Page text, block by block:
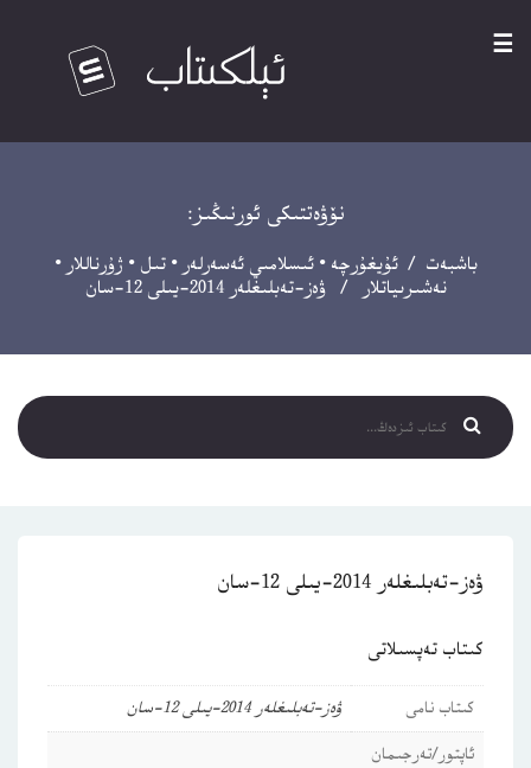
☰
نۆۋەتتىكى ئورنىڭىز:
باشبەت /ئۇيغۇرچە •ئىسلامىي ئەسەرلەر •تىل • ژۇرناللار •
نەشىرىياتلار
/ ۋەز-تەبلىغلەر 2014-يىلى 12-سان
ۋەز-تەبلىغلەر 2014-يىلى 12-سان
كىتاب تەپسىلاتى
كىتاب نامى
ۋەز-تەبلىغلەر 2014-يىلى 12-سان
ئاپتور/تەرجىمان